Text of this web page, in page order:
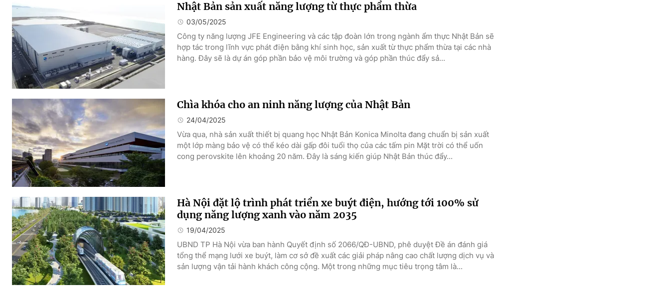
Nhật Bản sản xuất năng lượng từ thực phẩm thừa
03/05/2025
Công ty năng lượng JFE Engineering và các tập đoàn lớn trong ngành ẩm thực Nhật Bản sẽ
hợp tác trong lĩnh vực phát điện bằng khí sinh học, sản xuất từ thực phẩm thừa tại các nhà
hàng. Đây sẽ là dự án góp phần bảo vệ môi trường và góp phần thúc đẩy sả...
Chìa khóa cho an ninh năng lượng của Nhật Bản
24/04/2025
Vừa qua, nhà sản xuất thiết bị quang học Nhật Bản Konica Minolta đang chuẩn bị sản xuất
một lớp màng bảo vệ có thể kéo dài gấp đôi tuổi thọ của các tấm pin Mặt trời có thể uốn
cong perovskite lên khoảng 20 năm. Đây là sáng kiến giúp Nhật Bản thúc đẩy...
Hà Nội đặt lộ trình phát triển xe buýt điện, hướng tới 100% sử
dụng năng lượng xanh vào năm 2035
19/04/2025
UBND TP Hà Nội vừa ban hành Quyết định số 2066/QĐ-UBND, phê duyệt Đề án đánh giá
tổng thể mạng lưới xe buýt, làm cơ sở đề xuất các giải pháp nâng cao chất lượng dịch vụ và
sản lượng vận tải hành khách công cộng. Một trong những mục tiêu trọng tâm là...